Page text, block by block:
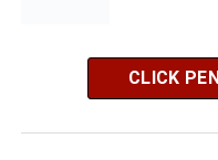
CLICK